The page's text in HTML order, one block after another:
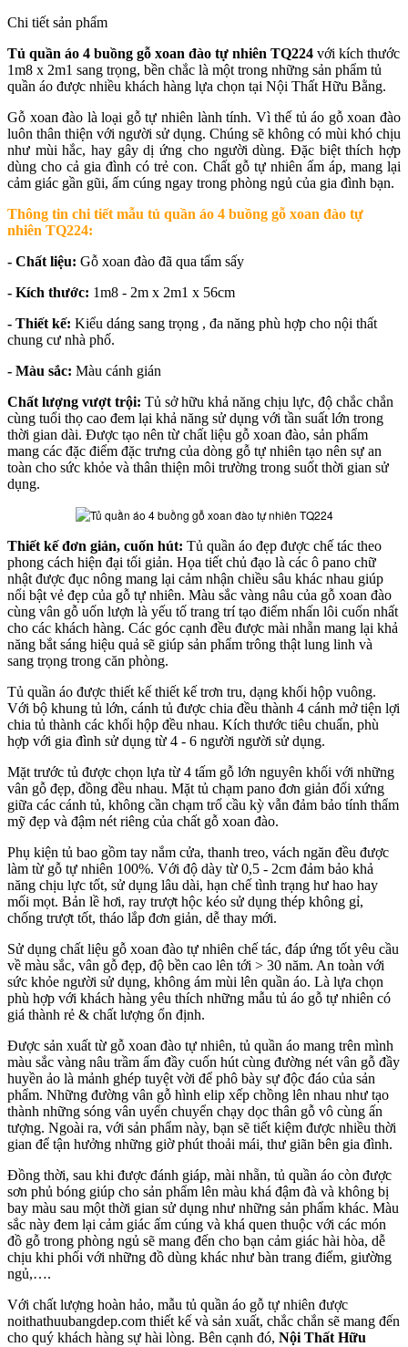
Chi tiết sản phẩm
Tủ quần áo 4 buồng gỗ xoan đào tự nhiên TQ224 với kích thước
1m8 x 2m1 sang trọng, bền chắc là một trong những sản phẩm tủ
quần áo được nhiều khách hàng lựa chọn tại Nội Thất Hữu Bằng.
Gỗ xoan đào là loại gỗ tự nhiên lành tính. Vì thế tủ áo gỗ xoan đào
luôn thân thiện với người sử dụng. Chúng sẽ không có mùi khó chịu
như mùi hắc, hay gây dị ứng cho người dùng. Đặc biệt thích hợp
dùng cho cả gia đình có trẻ con. Chất gỗ tự nhiên ấm áp, mang lại
cảm giác gần gũi, ấm cúng ngay trong phòng ngủ của gia đình bạn.
Thông tin chi tiết mẫu tủ quần áo 4 buồng gỗ xoan đào tự
nhiên TQ224:
- Chất liệu: Gỗ xoan đào đã qua tẩm sấy
- Kích thước: 1m8 - 2m x 2m1 x 56cm
- Thiết kế: Kiểu dáng sang trọng , đa năng phù hợp cho nội thất
chung cư nhà phố.
- Màu sắc: Màu cánh gián
Chất lượng vượt trội: Tủ sở hữu khả năng chịu lực, độ chắc chắn
cùng tuổi thọ cao đem lại khả năng sử dụng với tần suất lớn trong
thời gian dài. Được tạo nên từ chất liệu gỗ xoan đào, sản phẩm
mang các đặc điểm đặc trưng của dòng gỗ tự nhiên tạo nên sự an
toàn cho sức khỏe và thân thiện môi trường trong suốt thời gian sử
dụng.
Thiết kế đơn giản, cuốn hút: Tủ quần áo đẹp được chế tác theo
phong cách hiện đại tối giản. Họa tiết chủ đạo là các ô pano chữ
nhật được đục nông mang lại cảm nhận chiều sâu khác nhau giúp
nổi bật vẻ đẹp của gỗ tự nhiên. Màu sắc vàng nâu của gỗ xoan đào
cùng vân gỗ uốn lượn là yếu tố trang trí tạo điểm nhấn lôi cuốn nhất
cho các khách hàng. Các góc cạnh đều được mài nhẵn mang lại khả
năng bắt sáng hiệu quả sẽ giúp sản phẩm trông thật lung linh và
sang trọng trong căn phòng.
Tủ quần áo được thiết kế thiết kế trơn tru, dạng khối hộp vuông.
Với bộ khung tủ lớn, cánh tủ được chia đều thành 4 cánh mở tiện lợi
chia tủ thành các khối hộp đều nhau. Kích thước tiêu chuẩn, phù
hợp với gia đình sử dụng từ 4 - 6 người người sử dụng.
Mặt trước tủ được chọn lựa từ 4 tấm gỗ lớn nguyên khối với những
vân gỗ đẹp, đồng đều nhau. Mặt tủ chạm pano đơn giản đối xứng
giữa các cánh tủ, không cần chạm trổ cầu kỳ vẫn đảm bảo tính thẩm
mỹ đẹp và đậm nét riêng của chất gỗ xoan đào.
Phụ kiện tủ bao gồm tay nắm cửa, thanh treo, vách ngăn đều được
làm từ gỗ tự nhiên 100%. Với độ dày từ 0,5 - 2cm đảm bảo khả
năng chịu lực tốt, sử dụng lâu dài, hạn chế tình trạng hư hao hay
mối mọt. Bản lề hơi, ray trượt hộc kéo sử dụng thép không gỉ,
chống trượt tốt, tháo lắp đơn giản, dễ thay mới.
Sử dụng chất liệu gỗ xoan đào tự nhiên chế tác, đáp ứng tốt yêu cầu
về màu sắc, vân gỗ đẹp, độ bền cao lên tới > 30 năm. An toàn với
sức khỏe người sử dụng, không ám mùi lên quần áo. Là lựa chọn
phù hợp với khách hàng yêu thích những mẫu tủ áo gỗ tự nhiên có
giá thành rẻ & chất lượng ổn định.
Được sản xuất từ gỗ xoan đào tự nhiên, tủ quần áo mang trên mình
màu sắc vàng nâu trầm ấm đầy cuốn hút cùng đường nét vân gỗ đầy
huyền ảo là mảnh ghép tuyệt vời để phô bày sự độc đáo của sản
phẩm. Những đường vân gỗ hình elip xếp chồng lên nhau như tạo
thành những sóng vân uyển chuyển chạy dọc thân gỗ vô cùng ấn
tượng. Ngoài ra, với sản phẩm này, bạn sẽ tiết kiệm được nhiều thời
gian để tận hưởng những giờ phút thoải mái, thư giãn bên gia đình.
Đồng thời, sau khi được đánh giáp, mài nhẵn, tủ quần áo còn được
sơn phủ bóng giúp cho sản phẩm lên màu khá đậm đà và không bị
bay màu sau một thời gian sử dụng như những sản phẩm khác. Màu
sắc này đem lại cảm giác ấm cúng và khá quen thuộc với các món
đồ gỗ trong phòng ngủ sẽ mang đến cho bạn cảm giác hài hòa, dễ
chịu khi phối với những đồ dùng khác như bàn trang điểm, giường
ngủ,….
Với chất lượng hoàn hảo, mẫu tủ quần áo gỗ tự nhiên được
noithathuubangdep.com thiết kế và sản xuất, chắc chắn sẽ mang đến
cho quý khách hàng sự hài lòng. Bên cạnh đó, Nội Thất Hữu